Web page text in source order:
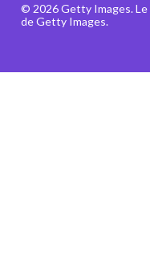
© 2026 Getty Images.
de Getty Images.